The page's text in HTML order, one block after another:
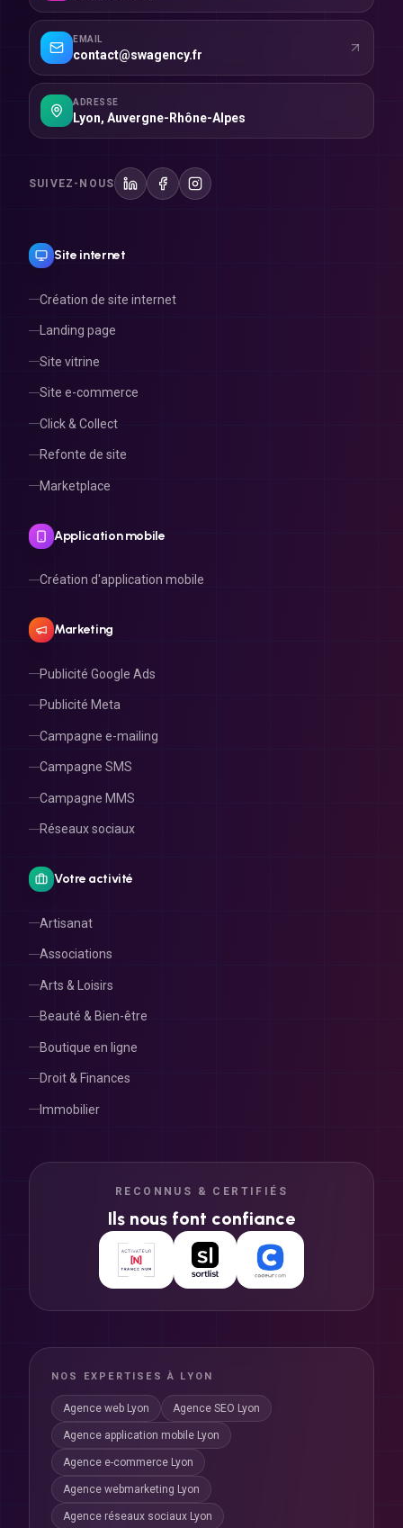
EMAIL
contact@swagency.fr
ADRESSE
Lyon, Auvergne-Rhône-Alpes
SUIVEZ-NOUS
Site internet
Création de site internet
Landing page
Site vitrine
Site e-commerce
Click & Collect
Refonte de site
Marketplace
Application mobile
Création d'application mobile
Marketing
Publicité Google Ads
Publicité Meta
Campagne e-mailing
Campagne SMS
Campagne MMS
Réseaux sociaux
Votre activité
Artisanat
Associations
Arts & Loisirs
Beauté & Bien-être
Boutique en ligne
Droit & Finances
Immobilier
RECONNUS & CERTIFIÉS
Ils nous font confiance
NOS EXPERTISES À LYON
Agence web Lyon Agence SEO Lyon
Agence application mobile Lyon
Agence e-commerce Lyon
Agence webmarketing Lyon
Agence réseaux sociaux Lyon